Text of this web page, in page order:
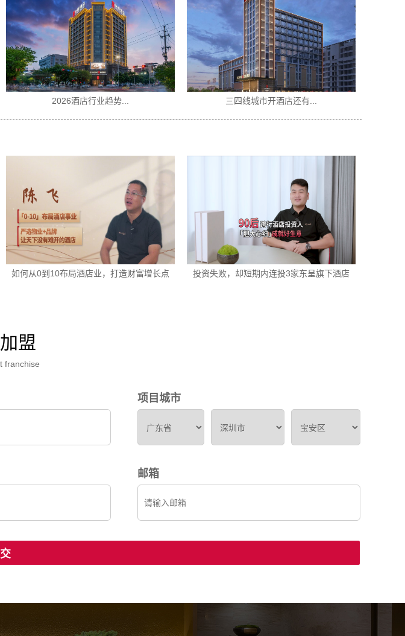
2026酒店行业趋势... 三四线城市开酒店还有...
如何从0到10布局酒店业，打造财富增长点 投资失败，却短期内连投3家东呈旗下酒店
盟
franchise
项目城市
邮箱